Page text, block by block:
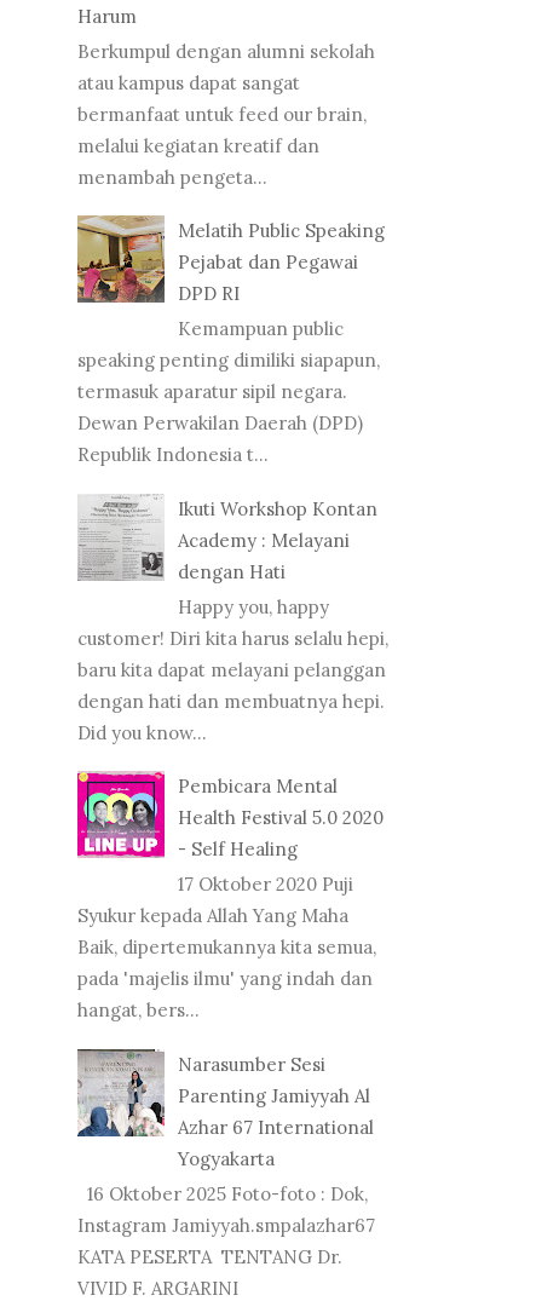
Harum
Berkumpul dengan alumni sekolah
atau kampus dapat sangat
bermanfaat untuk feed our brain,
melalui kegiatan kreatif dan
menambah pengeta...
Melatih Public Speaking
Pejabat dan Pegawai
DPD RI
Kemampuan public
speaking penting dimiliki siapapun,
termasuk aparatur sipil negara.
Dewan Perwakilan Daerah (DPD)
Republik Indonesia t...
Ikuti Workshop Kontan
Academy : Melayani
dengan Hati
Happy you, happy
customer! Diri kita harus selalu hepi,
baru kita dapat melayani pelanggan
dengan hati dan membuatnya hepi.
Did you know...
Pembicara Mental
Health Festival 5.0 2020
- Self Healing
17 Oktober 2020 Puji
Syukur kepada Allah Yang Maha
Baik, dipertemukannya kita semua,
pada 'majelis ilmu' yang indah dan
hangat, bers...
Narasumber Sesi
Parenting Jamiyyah Al
Azhar 67 International
Yogyakarta
16 Oktober 2025 Foto-foto : Dok,
Instagram Jamiyyah.smpalazhar67
KATA PESERTA TENTANG Dr.
VIVID F. ARGARINI